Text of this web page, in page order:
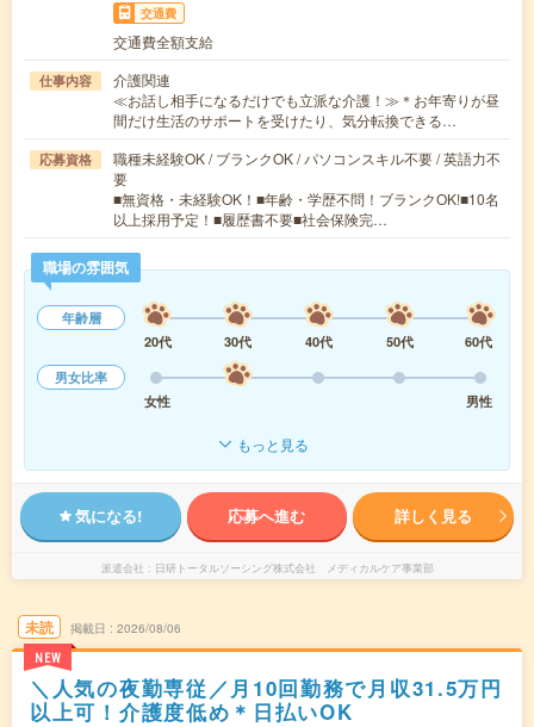
交通費
交通費全額支給
仕事内容
介護関連
≪お話し相手になるだけでも立派な介護！≫＊お年寄りが昼
間だけ生活のサポートを受けたり、気分転換できる…
応募資格
職種未経験OK / ブランクOK / パソコンスキル不要 / 英語力不
要
■無資格・未経験OK！■年齢・学歴不問！ブランクOK!■10名
以上採用予定！■履歴書不要■社会保険完…
職場の雰囲気
年齢層
20代
30代 40代 50代
60代
男女比率
女性
男性
もっと見る
気になる! 応募へ進む 詳しく見る
派遣会社 日研トータルソーシング株式会社 メディカルケア事業部
未読
NEW
掲載日 2026/08/06
＼人気の夜勤専従／月10回勤務で月収31.5万円
以上可！介護度低め＊日払いOK